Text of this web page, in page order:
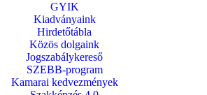
GYIK
Kiadványaink
Hirdetőtábla
Közös dolgaink
Jogszabálykereső
SZEBB-program
Kamarai kedvezmények